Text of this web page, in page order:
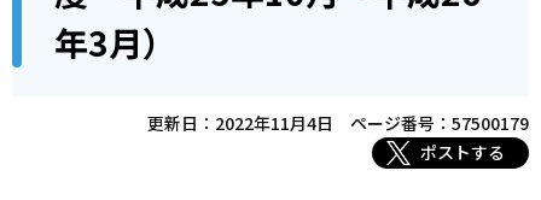
す
ら
年3月）
更新日：2022年11月4日
ページ番号：57500179
ポストする